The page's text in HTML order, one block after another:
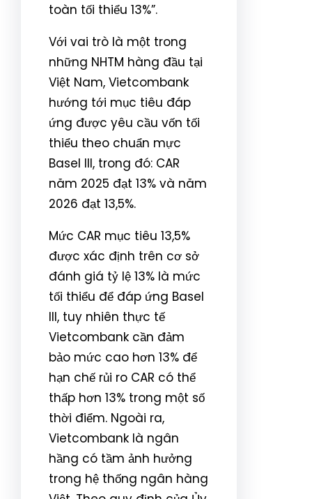
toàn tối thiểu 13%”.
Với vai trò là một trong
những NHTM hàng đầu tại
Việt Nam, Vietcombank
hướng tới mục tiêu đáp
ứng được yêu cầu vốn tối
thiểu theo chuẩn mực
Basel III, trong đó: CAR
năm 2025 đạt 13% và năm
2026 đạt 13,5%.
Mức CAR mục tiêu 13,5%
được xác định trên cơ sở
đánh giá tỷ lệ 13% là mức
tối thiểu để đáp ứng Basel
III, tuy nhiên thực tế
Vietcombank cần đảm
bảo mức cao hơn 13% để
hạn chế rủi ro CAR có thể
thấp hơn 13% trong một số
thời điểm. Ngoài ra,
Vietcombank là ngân
hầng có tầm ảnh hưởng
trong hệ thống ngân hàng